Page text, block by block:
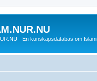
- En kunskapsdatabas om Islam